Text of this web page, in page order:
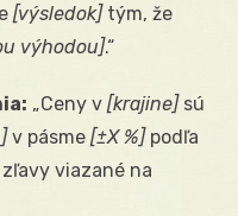
[výsledok]tým, že
výhodou].“
„Ceny v [krajine]sú
v pásme [±X %]podľa
viazané na